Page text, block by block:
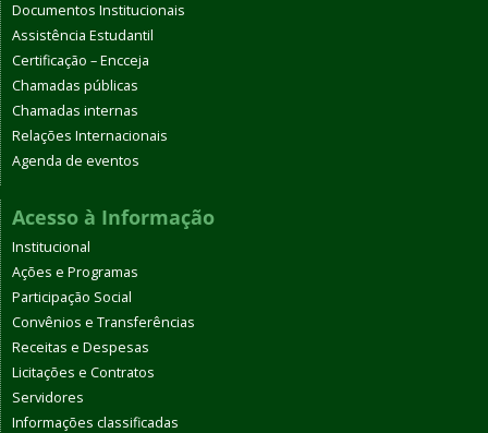
Documentos Institucionais
Assistência Estudantil
Certificação – Encceja
Chamadas públicas
Chamadas internas
Relações Internacionais
Agenda de eventos
Acesso à Informação
Institucional
Ações e Programas
Participação Social
Convênios e Transferências
Receitas e Despesas
Licitações e Contratos
Servidores
Informações classificadas